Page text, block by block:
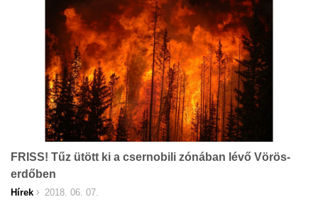
FRISS! Tűz ütött ki a csernobili zónában lévő Vörös-
erdőben
Hírek 2018. 06. 07.